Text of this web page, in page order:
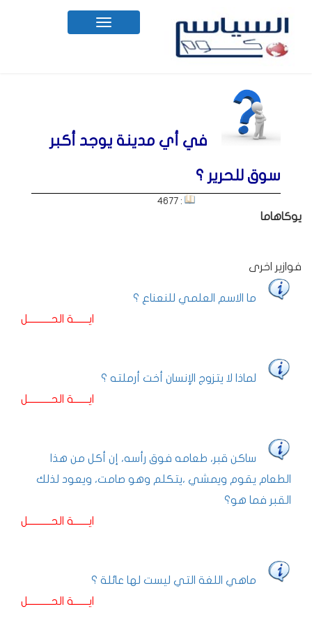
Toggle
navigation
في أي مدينة يوجد أكبر
سوق للحرير ؟
: 4677
يوكاهاما
فوازير اخرى
ما الاسم العلمي للنعناع ؟
ايـــــــة الحـــــــــــل
لماذا لا يتزوج الإنسان أخت أرملته ؟
ايـــــــة الحـــــــــــل
ساكن قبر، طعامه فوق رأسه، إن أكل من هذا
الطعام يقوم ويمشي ،يتكلم وهو صامت، ويعود لذلك
القبر فما هو؟
ايـــــــة الحـــــــــــل
ماهي اللغة التي ليست لها عائلة ؟
ايـــــــة الحـــــــــــل